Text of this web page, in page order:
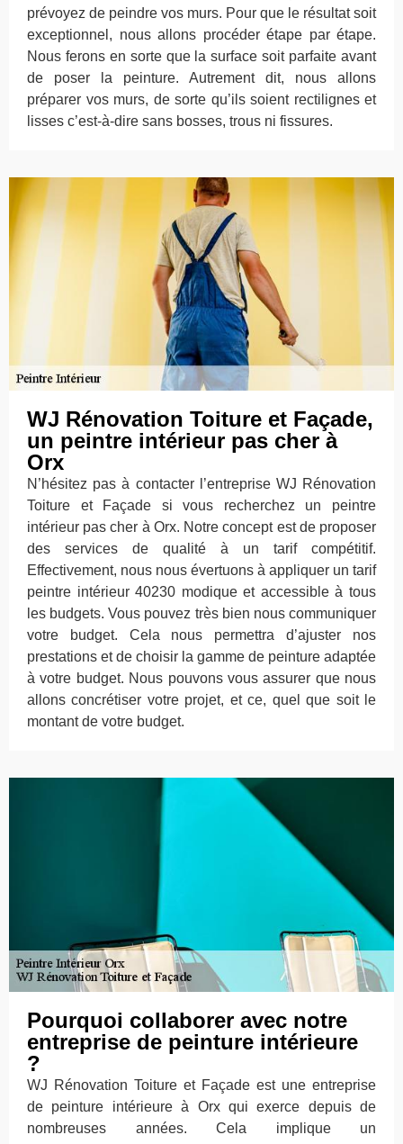
prévoyez de peindre vos murs. Pour que le résultat soit
exceptionnel, nous allons procéder étape par étape.
Nous ferons en sorte que la surface soit parfaite avant
de poser la peinture. Autrement dit, nous allons
préparer vos murs, de sorte qu’ils soient rectilignes et
lisses c’est-à-dire sans bosses, trous ni fissures.
WJ Rénovation Toiture et Façade,
un peintre intérieur pas cher à
Orx
N’hésitez pas à contacter l’entreprise WJ Rénovation
Toiture et Façade si vous recherchez un peintre
intérieur pas cher à Orx. Notre concept est de proposer
des services de qualité à un tarif compétitif.
Effectivement, nous nous évertuons à appliquer un tarif
peintre intérieur 40230 modique et accessible à tous
les budgets. Vous pouvez très bien nous communiquer
votre budget. Cela nous permettra d’ajuster nos
prestations et de choisir la gamme de peinture adaptée
à votre budget. Nous pouvons vous assurer que nous
allons concrétiser votre projet, et ce, quel que soit le
montant de votre budget.
Pourquoi collaborer avec notre
entreprise de peinture intérieure
?
WJ Rénovation Toiture et Façade est une entreprise
de peinture intérieure à Orx qui exerce depuis de
nombreuses années. Cela implique un